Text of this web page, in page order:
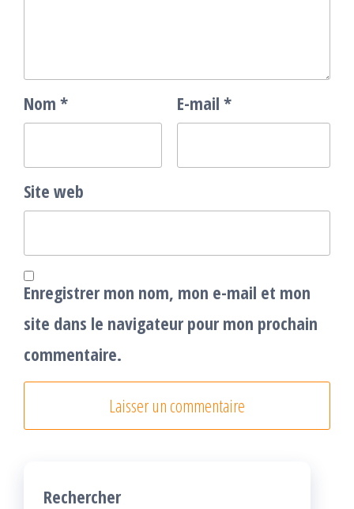
Nom * E-mail *
Site web
Enregistrer mon nom, mon e-mail et mon
site dans le navigateur pour mon prochain
commentaire.
Rechercher